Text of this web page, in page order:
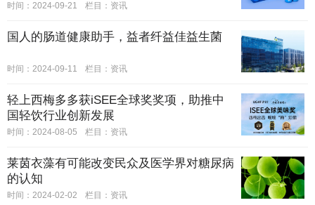
时间：2024-09-21 栏目： 资讯
国人的肠道健康助手，益者纤益佳益生菌
时间：2024-09-11 栏目： 资讯
轻上西梅多多获iSEE全球奖奖项，助推中
国轻饮行业创新发展
时间：2024-08-05 栏目： 资讯
莱茵衣藻有可能改变民众及医学界对糖尿病
的认知
时间：2024-02-02 栏目： 资讯